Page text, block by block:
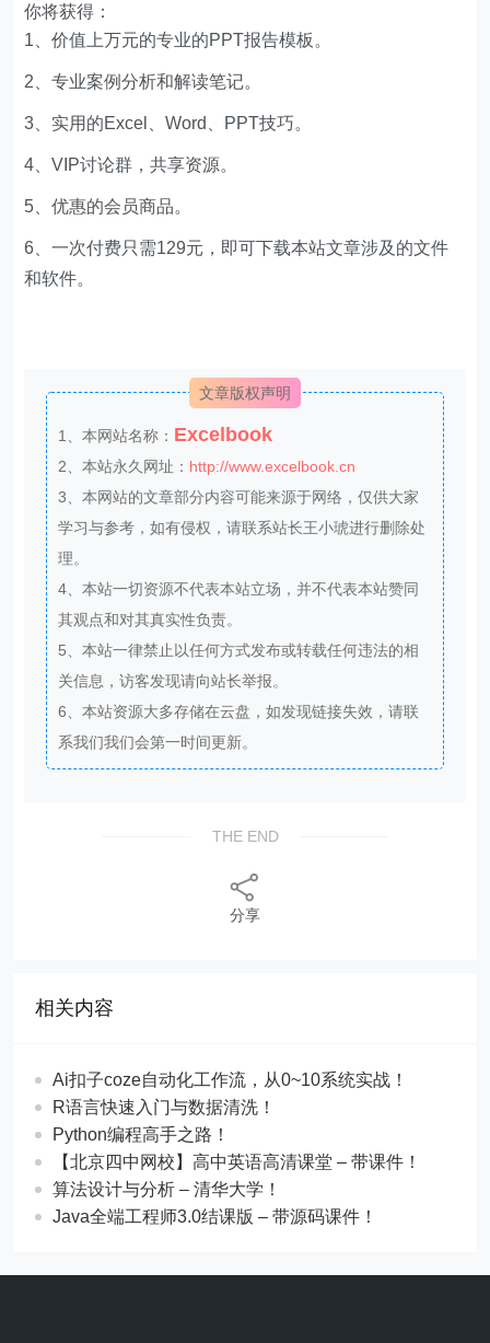
你将获得：
1、价值上万元的专业的PPT报告模板。
2、专业案例分析和解读笔记。
3、实用的Excel、Word、PPT技巧。
4、VIP讨论群，共享资源。
5、优惠的会员商品。
6、一次付费只需129元，即可下载本站文章涉及的文件
和软件。
文章版权声明
1、本网站名称： Excelbook
2、本站永久网址： http://www.excelbook.cn
3、本网站的文章部分内容可能来源于网络，仅供大家
学习与参考，如有侵权，请联系站长王小琥进行删除处
理。
4、本站一切资源不代表本站立场，并不代表本站赞同
其观点和对其真实性负责。
5、本站一律禁止以任何方式发布或转载任何违法的相
关信息，访客发现请向站长举报。
6、本站资源大多存储在云盘，如发现链接失效，请联
系我们我们会第一时间更新。
THE END
分享
相关内容
Ai扣子coze自动化工作流，从0~10系统实战！
R语言快速入门与数据清洗！
Python编程高手之路！
【北京四中网校】高中英语高清课堂 – 带课件！
算法设计与分析 – 清华大学！
Java全端工程师3.0结课版 – 带源码课件！